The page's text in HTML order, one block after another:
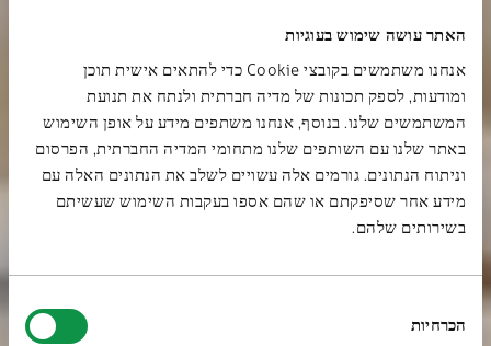
האתר עושה שימוש בעוגיות
אנחנו משתמשים בקובצי Cookie כדי להתאים אישית תוכן
ומודעות, לספק תכונות של מדיה חברתית ולנתח את תנועת
המשתמשים שלנו. בנוסף, אנחנו משתפים מידע על אופן השימוש
באתר שלנו עם השותפים שלנו מתחומי המדיה החברתית, הפרסום
וניתוח הנתונים. גורמים אלה עשויים לשלב את הנתונים האלה עם
מידע אחר שסיפקתם או שהם אספו בעקבות השימוש שעשיתם
בשירותים שלהם.
בחירת
הסכמה
הכרחיות